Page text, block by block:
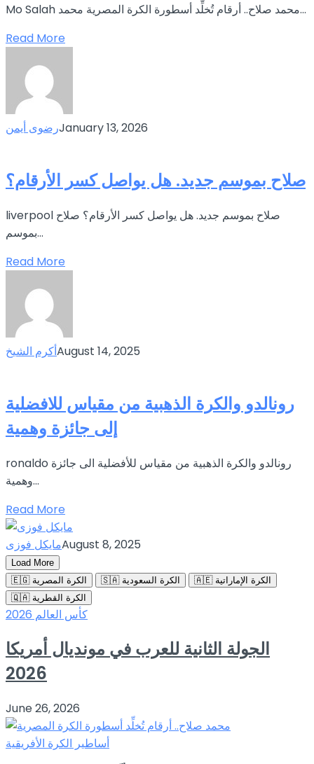
Mo Salah محمد صلاح.. أرقام تُخلِّد أسطورة الكرة المصرية محمد...
Read More
رضوى أيمنJanuary 13, 2026
صلاح بموسم جديد. هل يواصل كسر الأرقام؟
liverpool صلاح بموسم جديد. هل يواصل كسر الأرقام؟ صلاح
بموسم...
Read More
أكرم الشيخAugust 14, 2025
رونالدو والكرة الذهبية من مقياس للافضلية
إلى جائزة وهمية
ronaldo رونالدو والكرة الذهبية من مقياس للأفضلية الى جائزة
وهمية...
Read More
مايكل فوزىAugust 8, 2025
Load More
🇪🇬 الكرة المصرية
🇸🇦 الكرة السعودية
🇦🇪 الكرة الإماراتية
🇶🇦 الكرة القطرية
كأس العالم 2026
الجولة الثانية للعرب في مونديال أمريكا
2026
June 26, 2026
أساطير الكرة الأفريقية